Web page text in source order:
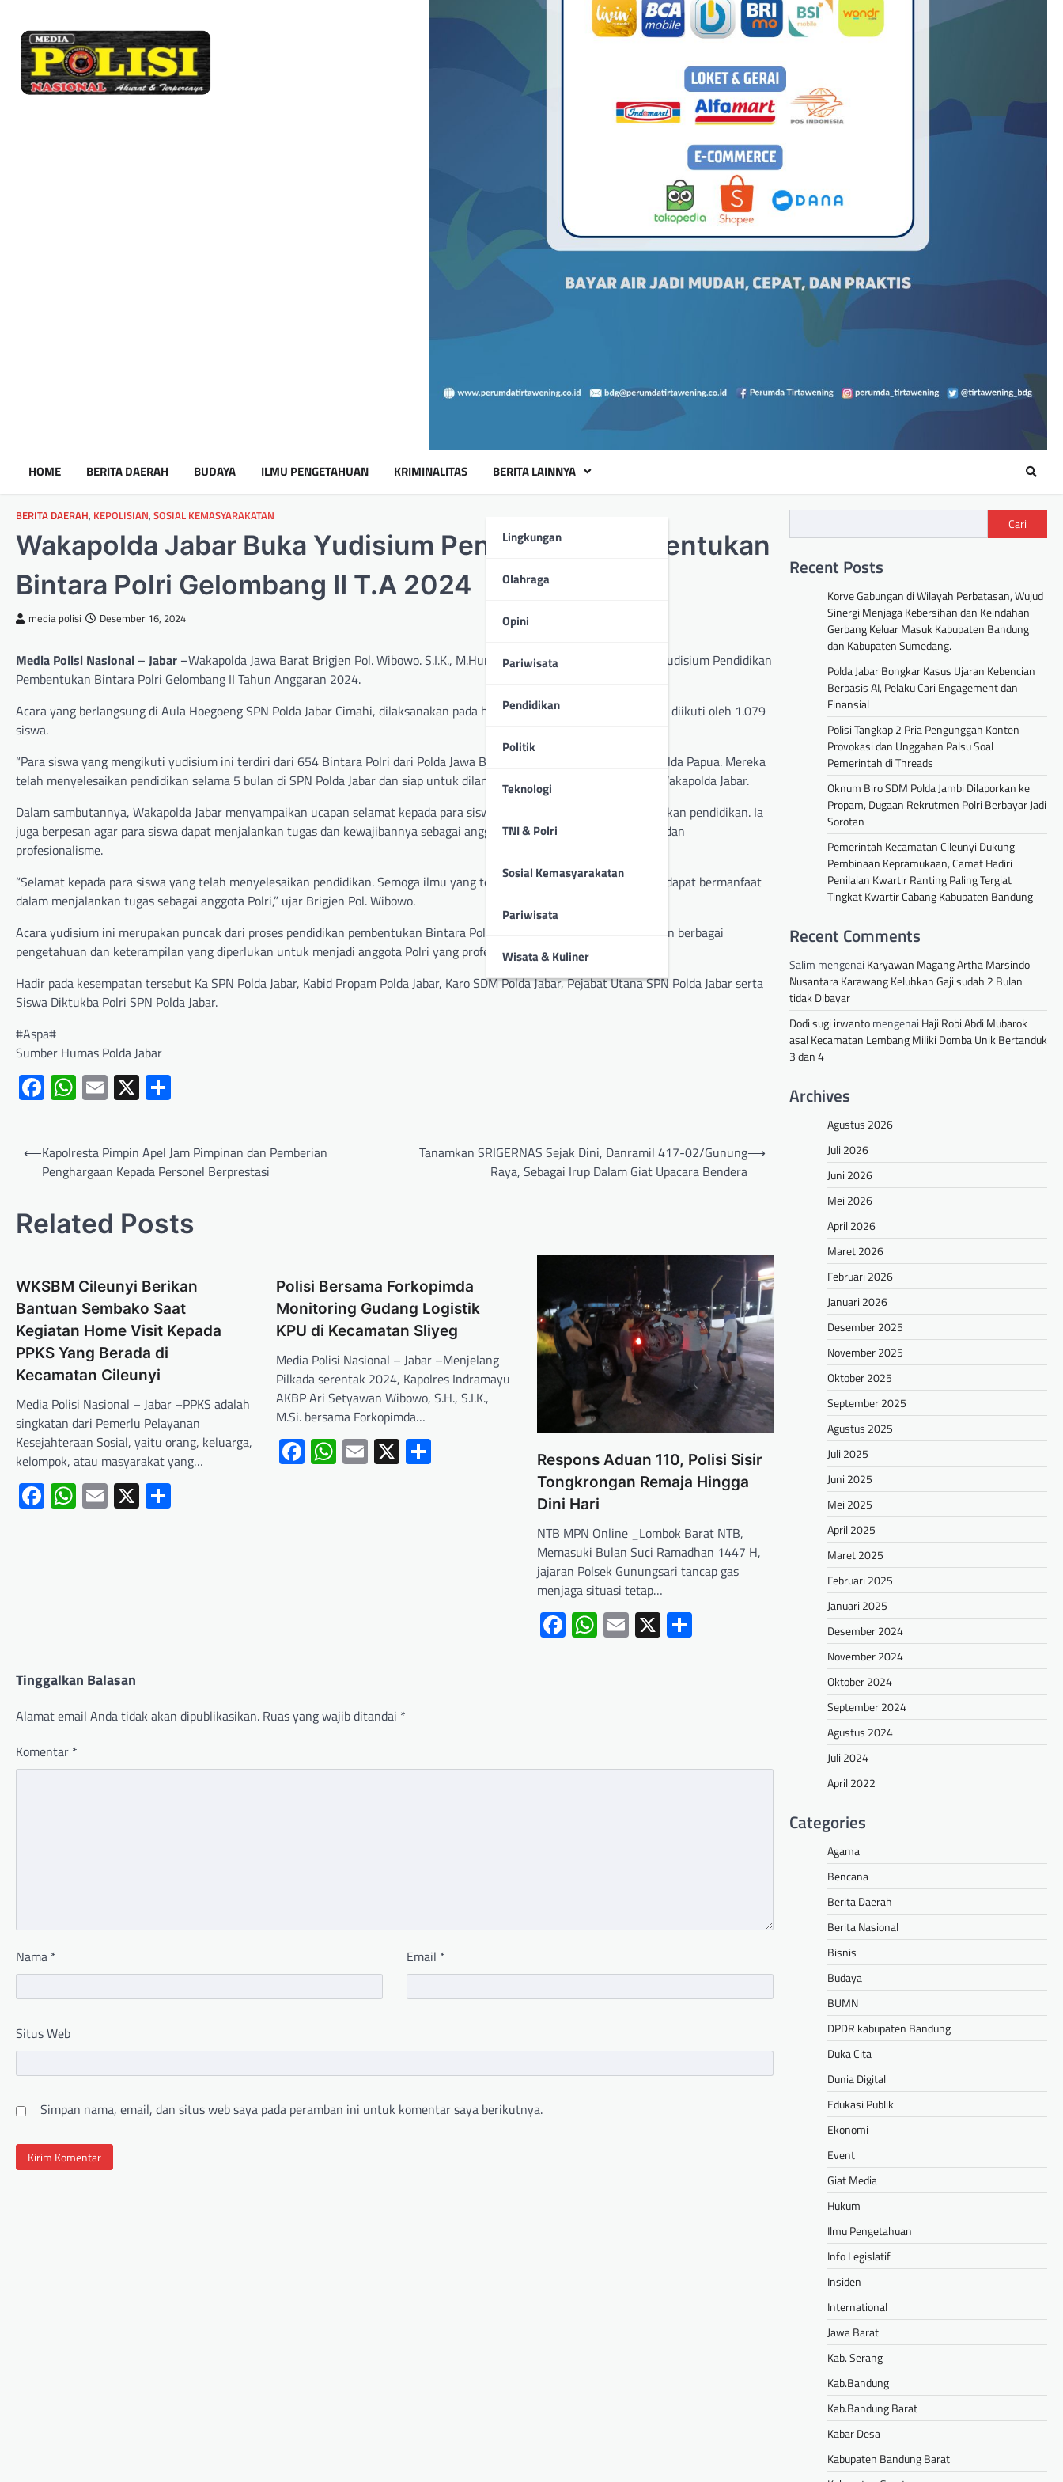
HOME BERITA DAERAH BUDAYA ILMU PENGETAHUAN KRIMINALITAS BERITA LAINNYA
Lingkungan
Olahraga
Opini
Pariwisata
Pendidikan
Politik
Teknologi
TNI & Polri
Sosial Kemasyarakatan
Pariwisata
Wisata & Kuliner
BERITA DAERAH, KEPOLISIAN, SOSIAL KEMASYARAKATAN
Wakapolda Jabar Buka Yudisium Pendidikan Pembentukan
Bintara Polri Gelombang II T.A 2024
media polisi Desember 16, 2024
Media Polisi Nasional – Jabar –Wakapolda Jawa Barat Brigjen Pol. Wibowo. S.I.K., M.Hum, secara resmi membuka acara Yudisium Pendidikan
Pembentukan Bintara Polri Gelombang II Tahun Anggaran 2024.
Acara yang berlangsung di Aula Hoegoeng SPN Polda Jabar Cimahi, dilaksanakan pada hari Senin, 16 Desember 2024 dan diikuti oleh 1.079
siswa.
“Para siswa yang mengikuti yudisium ini terdiri dari 654 Bintara Polri dari Polda Jawa Barat dan 425 Bintara Polri dari Polda Papua. Mereka
telah menyelesaikan pendidikan selama 5 bulan di SPN Polda Jabar dan siap untuk dilantik menjadi anggota Polri.” kata Wakapolda Jabar.
Dalam sambutannya, Wakapolda Jabar menyampaikan ucapan selamat kepada para siswa yang telah berhasil menyelesaikan pendidikan. Ia
juga berpesan agar para siswa dapat menjalankan tugas dan kewajibannya sebagai anggota Polri dengan penuh dedikasi dan
profesionalisme.
“Selamat kepada para siswa yang telah menyelesaikan pendidikan. Semoga ilmu yang telah diperoleh selama pendidikan dapat bermanfaat
dalam menjalankan tugas sebagai anggota Polri,” ujar Brigjen Pol. Wibowo.
Acara yudisium ini merupakan puncak dari proses pendidikan pembentukan Bintara Polri. Para siswa telah dibekali dengan berbagai
pengetahuan dan keterampilan yang diperlukan untuk menjadi anggota Polri yang profesional dan siap bertugas.
Hadir pada kesempatan tersebut Ka SPN Polda Jabar, Kabid Propam Polda Jabar, Karo SDM Polda Jabar, Pejabat Utana SPN Polda Jabar serta
Siswa Diktukba Polri SPN Polda Jabar.
#Aspa#
Sumber Humas Polda Jabar
Facebook
WhatsApp
Email
X
⟵Kapolresta Pimpin Apel Jam Pimpinan dan Pemberian
Penghargaan Kepada Personel Berprestasi
Tanamkan SRIGERNAS Sejak Dini, Danramil 417-02/Gunung
Raya, Sebagai Irup Dalam Giat Upacara Bendera
⟶
Related Posts
WKSBM Cileunyi Berikan
Bantuan Sembako Saat
Kegiatan Home Visit Kepada
PPKS Yang Berada di
Kecamatan Cileunyi
Media Polisi Nasional – Jabar –PPKS adalah
singkatan dari Pemerlu Pelayanan
Kesejahteraan Sosial, yaitu orang, keluarga,
kelompok, atau masyarakat yang…
Facebook
WhatsApp
Email
X
Polisi Bersama Forkopimda
Monitoring Gudang Logistik
KPU di Kecamatan Sliyeg
Media Polisi Nasional – Jabar –Menjelang
Pilkada serentak 2024, Kapolres Indramayu
AKBP Ari Setyawan Wibowo, S.H., S.I.K.,
M.Si. bersama Forkopimda…
Facebook
WhatsApp
Email
X
Respons Aduan 110, Polisi Sisir
Tongkrongan Remaja Hingga
Dini Hari
NTB MPN Online _Lombok Barat NTB,
Memasuki Bulan Suci Ramadhan 1447 H,
jajaran Polsek Gunungsari tancap gas
menjaga situasi tetap…
Facebook
WhatsApp
Email
X Share
Tinggalkan Balasan
Alamat email Anda tidak akan dipublikasikan. Ruas yang wajib ditandai *
Komentar *
Nama * Email *
Situs Web
Simpan nama, email, dan situs web saya pada peramban ini untuk komentar saya berikutnya.
Cari
Recent Posts
Korve Gabungan di Wilayah Perbatasan, Wujud
Sinergi Menjaga Kebersihan dan Keindahan
Gerbang Keluar Masuk Kabupaten Bandung
dan Kabupaten Sumedang.
Polda Jabar Bongkar Kasus Ujaran Kebencian
Berbasis AI, Pelaku Cari Engagement dan
Finansial
Polisi Tangkap 2 Pria Pengunggah Konten
Provokasi dan Unggahan Palsu Soal
Pemerintah di Threads
Oknum Biro SDM Polda Jambi Dilaporkan ke
Propam, Dugaan Rekrutmen Polri Berbayar Jadi
Sorotan
Pemerintah Kecamatan Cileunyi Dukung
Pembinaan Kepramukaan, Camat Hadiri
Penilaian Kwartir Ranting Paling Tergiat
Tingkat Kwartir Cabang Kabupaten Bandung
Recent Comments
Salim mengenai Karyawan Magang Artha Marsindo
Nusantara Karawang Keluhkan Gaji sudah 2 Bulan
tidak Dibayar
Dodi sugi irwantomengenai Haji Robi Abdi Mubarok
asal Kecamatan Lembang Miliki Domba Unik Bertanduk
3 dan 4
Archives
Agustus 2026
Juli 2026
Juni 2026
Mei 2026
April 2026
Maret 2026
Februari 2026
Januari 2026
Desember 2025
November 2025
Oktober 2025
September 2025
Agustus 2025
Juli 2025
Juni 2025
Mei 2025
April 2025
Maret 2025
Februari 2025
Januari 2025
Desember 2024
November 2024
Oktober 2024
September 2024
Agustus 2024
Juli 2024
April 2022
Categories
Agama
Bencana
Berita Daerah
Berita Nasional
Bisnis
Budaya
BUMN
DPDR kabupaten Bandung
Duka Cita
Dunia Digital
Edukasi Publik
Ekonomi
Event
Giat Media
Hukum
Ilmu Pengetahuan
Info Legislatif
Insiden
International
Jawa Barat
Kab. Serang
Kab.Bandung
Kab.Bandung Barat
Kabar Desa
Kabupaten Bandung Barat